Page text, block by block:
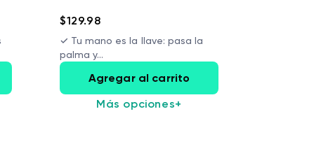
$129.98
✓ Tu mano es la llave: pasa la
palma y...
Agregar al carrito
Más opciones+
Wyze Cam v4 +
Tarjeta MicroSD
de 32 GB
More options